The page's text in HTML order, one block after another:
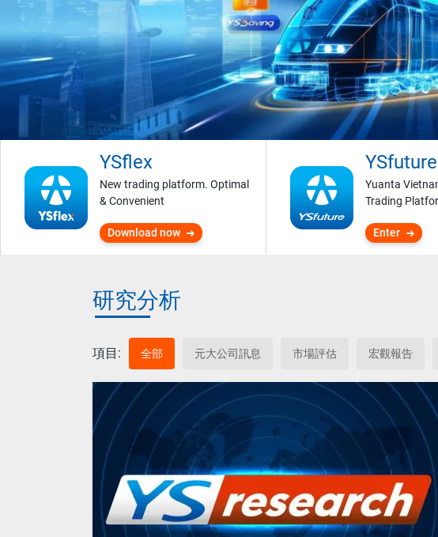
YSflex
New trading platform. Optimal
& Convenient
Download now
YSfuture
Yuanta
Trading
Enter
研究分析
項目: 全部 元大公司訊息 市場評估 宏觀報告